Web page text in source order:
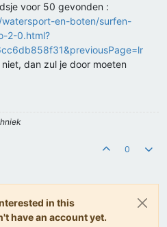
voor 50 gevonden :
en-boten/surfen-
2-0.html?
dan zul je door moeten
0
in this
have an account yet.